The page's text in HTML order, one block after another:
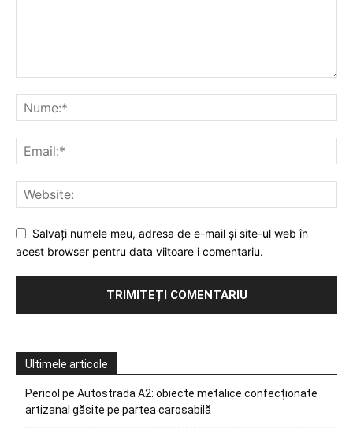
Salvați numele meu, adresa de e-mail și site-ul web în
acest browser pentru data viitoare i comentariu.
Ultimele articole
Pericol pe Autostrada A2: obiecte metalice confecționate
artizanal găsite pe partea carosabilă